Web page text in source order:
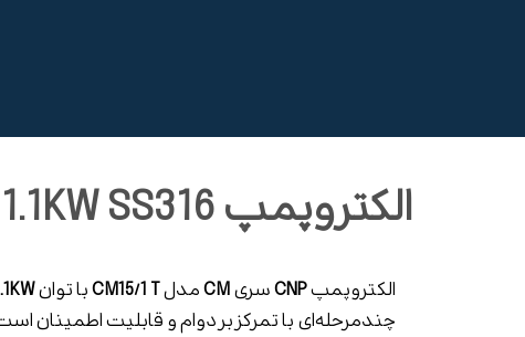
الکتروپمپ CM15/1 T 1.1KW SS316
الکتروپمپCNPسریCMمدلCM15/1 Tبا توان
چندمرحله‌ای با تمرکز بر دوام و قابلیت اطمینان